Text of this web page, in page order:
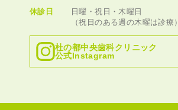
休診日
日曜・祝日・木曜日
（祝日のある週の木曜は診療）
杜の都中央歯科クリニック
公式Instagram